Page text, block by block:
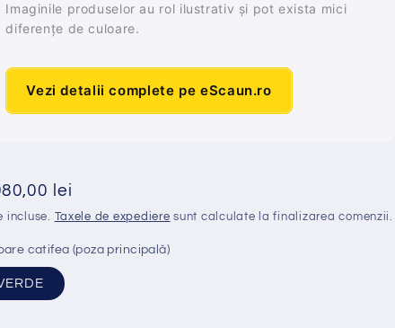
Imaginile produselor au rol ilustrativ și pot exista mici
diferențe de culoare.
Vezi detalii complete pe eScaun.ro
lei
incluse. Taxele de expediere sunt calculate la finalizarea comenzii.
catifea (poza principală)